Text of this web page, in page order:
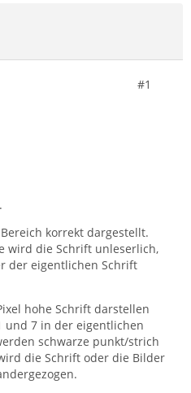
#1
korrekt dargestellt.
wird die Schrift unleserlich,
der eigentlichen Schrift
hohe Schrift darstellen
und 7 in der eigentlichen
schwarze punkt/strich
die Schrift oder die Bilder